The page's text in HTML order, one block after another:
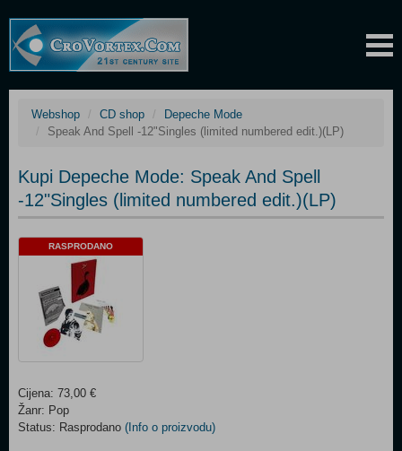
Webshop CD shop
Depeche Mode
Speak And Spell -12"Singles (limited numbered edit.)(LP)
Kupi Depeche Mode: Speak And Spell
-12"Singles (limited numbered edit.)(LP)
RASPRODANO
Cijena: 73,00 €
Žanr: Pop
Status: Rasprodano (Info o proizvodu)